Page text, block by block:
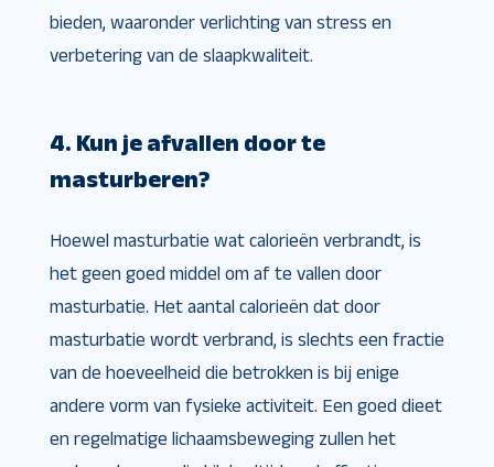
bieden, waaronder verlichting van stress en
verbetering van de slaapkwaliteit.
4. Kun je afvallen door te
masturberen?
Hoewel masturbatie wat calorieën verbrandt, is
het geen goed middel om af te vallen door
masturbatie. Het aantal calorieën dat door
masturbatie wordt verbrand, is slechts een fractie
van de hoeveelheid die betrokken is bij enige
andere vorm van fysieke activiteit. Een goed dieet
en regelmatige lichaamsbeweging zullen het